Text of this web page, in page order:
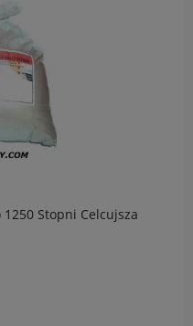
Stopni Celcujsza